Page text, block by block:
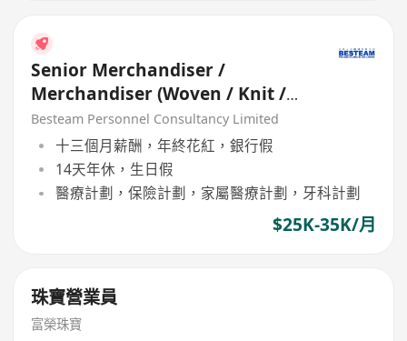
Senior Merchandiser /
Merchandiser (Woven / Knit /
Sweater) - 5 days
Besteam Personnel Consultancy Limited
十三個月薪酬，年終花紅，銀行假
14天年休，生日假
醫療計劃，保險計劃，家屬醫療計劃，牙科計劃
$25K-35K/月
珠寶營業員
富榮珠寶